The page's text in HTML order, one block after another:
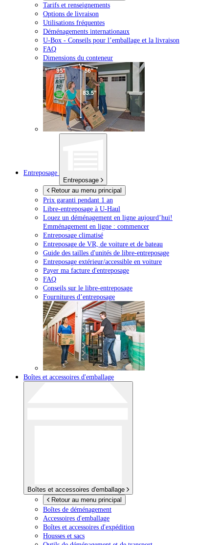
Tarifs et renseignements
Options de livraison
Utilisations fréquentes
Déménagements internationaux
U-Box - Conseils pour l’emballage et la livraison
FAQ
Dimensions du conteneur
Entreposage
Entreposage
Retour au menu principal
Prix garanti pendant 1 an
Libre-entreposage à U-Haul
Louez un déménagement en ligne aujourd’hui!
Emménagement en ligne : commencer
Entreposage climatisé
Entreposage de VR, de voiture et de bateau
Guide des tailles d'unités de libre-entreposage
Entreposage extérieur/accessible en voiture
Payer ma facture d'entreposage
FAQ
Conseils sur le libre-entreposage
Fournitures d’entreposage
Boîtes et accessoires d'emballage
Boîtes et accessoires d'emballage
Retour au menu principal
Boîtes de déménagement
Accessoires d'emballage
Boîtes et accessoires d'expédition
Housses et sacs